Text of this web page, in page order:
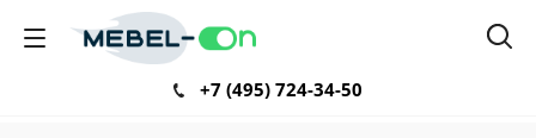
+7 (495) 724-34-50